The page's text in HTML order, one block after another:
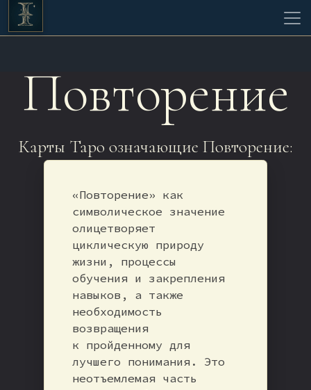
Повторение
Карты Таро означающие Повторение:
«Повторение» как
символическое значение
олицетворяет
циклическую природу
жизни, процессы
обучения и закрепления
навыков, а также
необходимость
возвращения
к пройденному для
лучшего понимания. Это
неотъемлемая часть